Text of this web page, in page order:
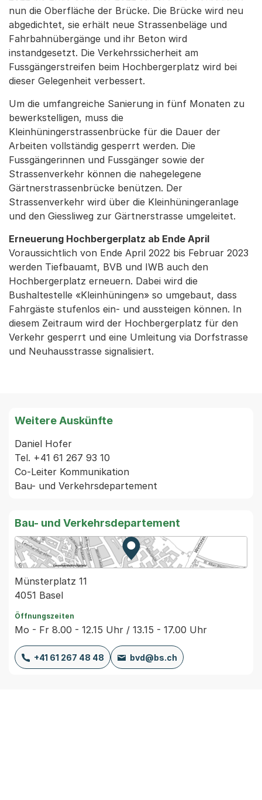
nun die Oberfläche der Brücke. Die Brücke wird neu
abgedichtet, sie erhält neue Strassenbeläge und
Fahrbahnübergänge und ihr Beton wird
instandgesetzt. Die Verkehrssicherheit am
Fussgängerstreifen beim Hochbergerplatz wird bei
dieser Gelegenheit verbessert.
Um die umfangreiche Sanierung in fünf Monaten zu
bewerkstelligen, muss die
Kleinhüningerstrassenbrücke für die Dauer der
Arbeiten vollständig gesperrt werden. Die
Fussgängerinnen und Fussgänger sowie der
Strassenverkehr können die nahegelegene
Gärtnerstrassenbrücke benützen. Der
Strassenverkehr wird über die Kleinhüningeranlage
und den Giessliweg zur Gärtnerstrasse umgeleitet.
Erneuerung Hochbergerplatz ab Ende April
Voraussichtlich von Ende April 2022 bis Februar 2023
werden Tiefbauamt, BVB und IWB auch den
Hochbergerplatz erneuern. Dabei wird die
Bushaltestelle «Kleinhüningen» so umgebaut, dass
Fahrgäste stufenlos ein- und aussteigen können. In
diesem Zeitraum wird der Hochbergerplatz für den
Verkehr gesperrt und eine Umleitung via Dorfstrasse
und Neuhausstrasse signalisiert.
Weitere Auskünfte
Daniel Hofer
Tel. +41 61 267 93 10
Co-Leiter Kommunikation
Bau- und Verkehrsdepartement
Zur Karte von MapBS.
Externer Link, wird in einem
Münsterplatz 11
4051 Basel
Öffnungszeiten
Mo - Fr 8.00 - 12.15 Uhr / 13.15 - 17.00 Uhr
+41 61 267 48 48 bvd@bs.ch